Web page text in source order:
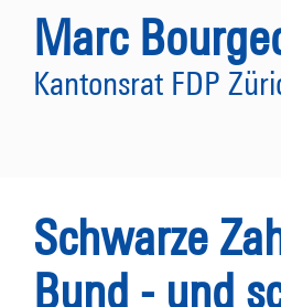
Marc
Kantonsrat FDP
Schwarze
Bund - und